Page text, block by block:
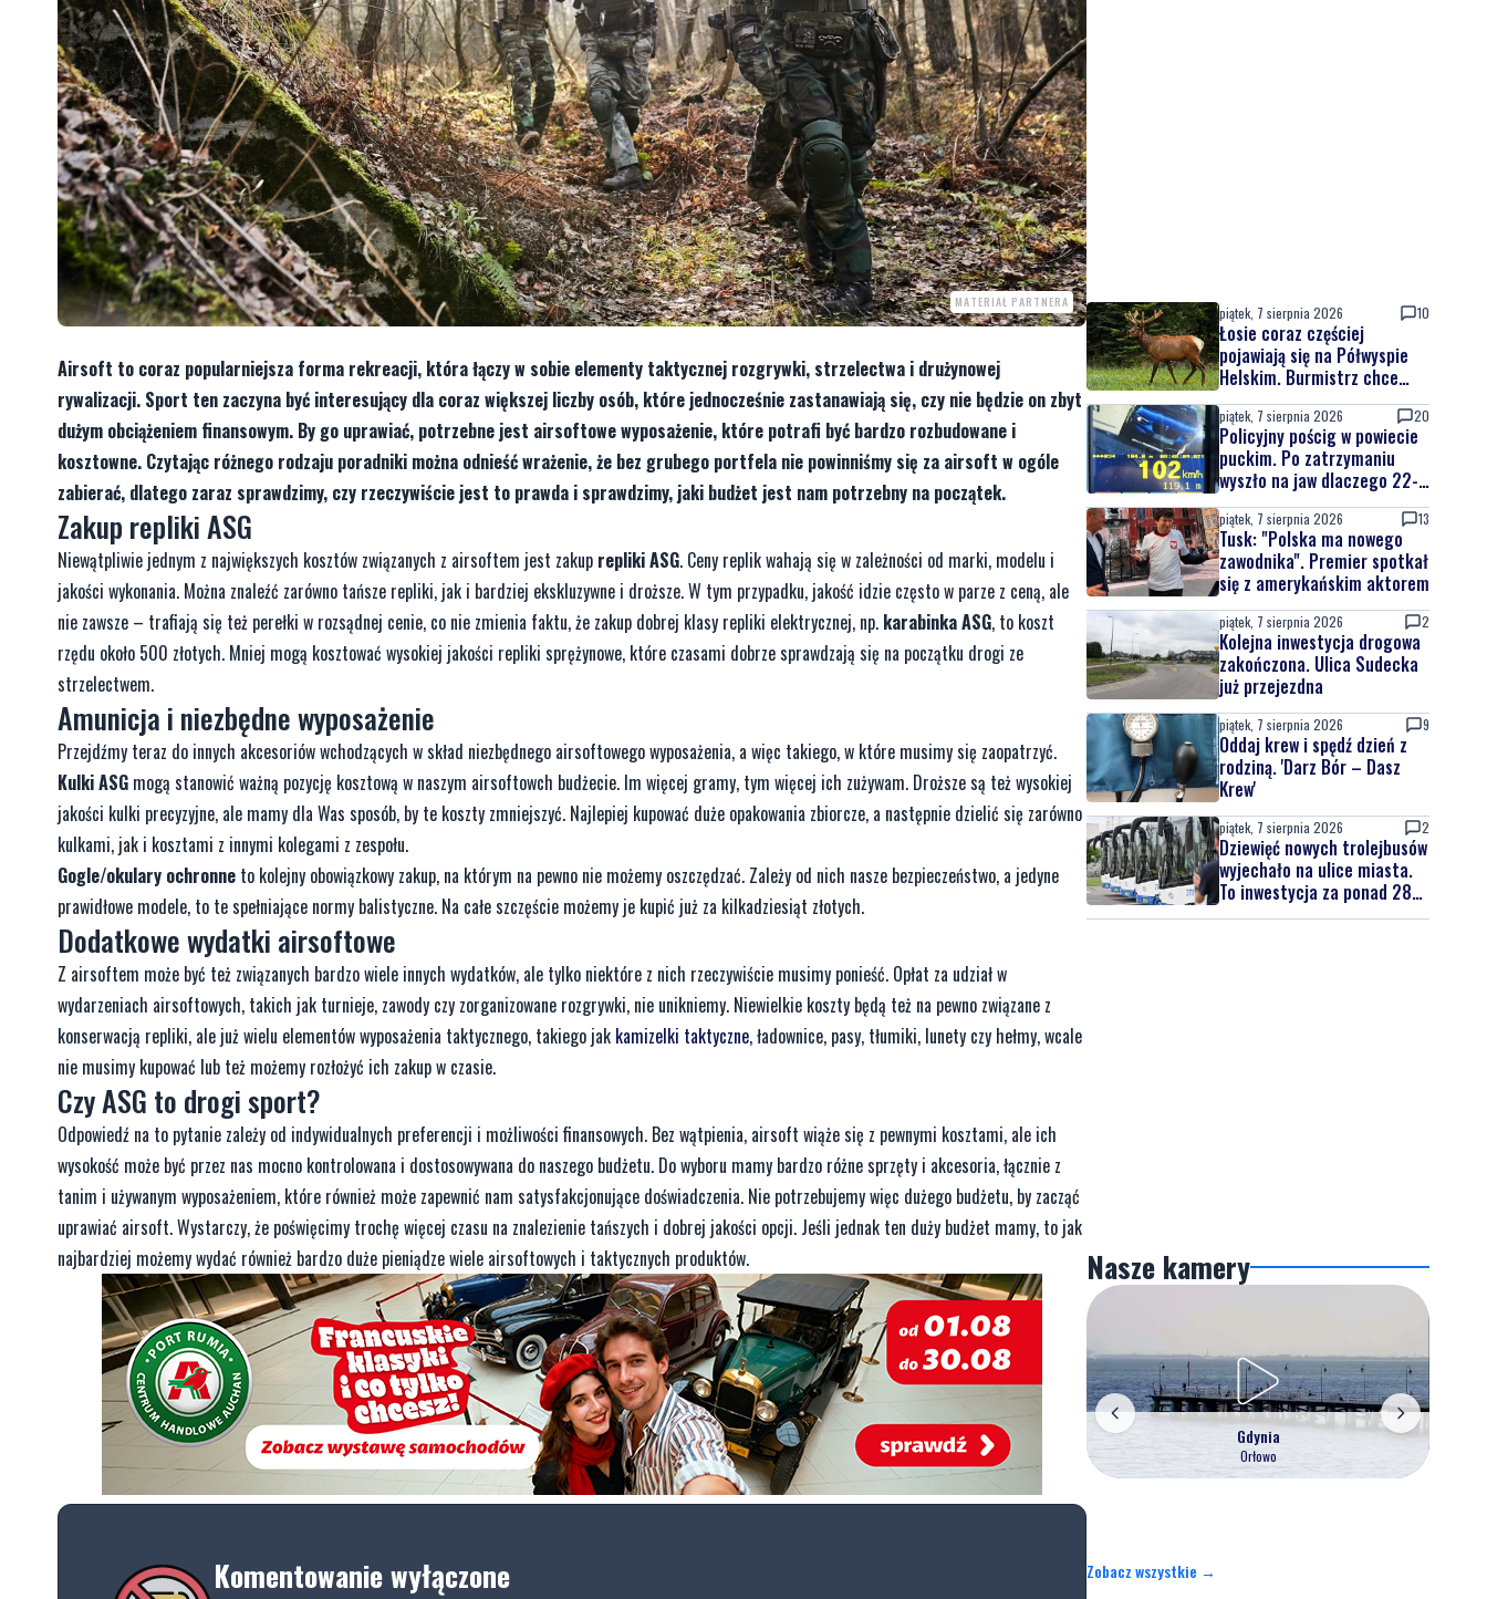
MATERIAŁ PARTNERA
Airsoft to coraz popularniejsza forma rekreacji, która łączy w sobie elementy taktycznej rozgrywki, strzelectwa i drużynowej
rywalizacji. Sport ten zaczyna być interesujący dla coraz większej liczby osób, które jednocześnie zastanawiają się, czy nie będzie on zbyt
dużym obciążeniem finansowym. By go uprawiać, potrzebne jest airsoftowe wyposażenie, które potrafi być bardzo rozbudowane i
kosztowne. Czytając różnego rodzaju poradniki można odnieść wrażenie, że bez grubego portfela nie powinniśmy się za airsoft w ogóle
zabierać, dlatego zaraz sprawdzimy, czy rzeczywiście jest to prawda i sprawdzimy, jaki budżet jest nam potrzebny na początek.
Zakup repliki ASG
Niewątpliwie jednym z największych kosztów związanych z airsoftem jest zakup repliki ASG. Ceny replik wahają się w zależności od marki, modelu i
jakości wykonania. Można znaleźć zarówno tańsze repliki, jak i bardziej ekskluzywne i droższe. W tym przypadku, jakość idzie często w parze z ceną, ale
nie zawsze – trafiają się też perełki w rozsądnej cenie, co nie zmienia faktu, że zakup dobrej klasy repliki elektrycznej, np. karabinka ASG, to koszt
rzędu około 500 złotych. Mniej mogą kosztować wysokiej jakości repliki sprężynowe, które czasami dobrze sprawdzają się na początku drogi ze
strzelectwem.
Amunicja i niezbędne wyposażenie
Przejdźmy teraz do innych akcesoriów wchodzących w skład niezbędnego airsoftowego wyposażenia, a więc takiego, w które musimy się zaopatrzyć.
Kulki ASG mogą stanowić ważną pozycję kosztową w naszym airsoftowch budżecie. Im więcej gramy, tym więcej ich zużywam. Droższe są też wysokiej
jakości kulki precyzyjne, ale mamy dla Was sposób, by te koszty zmniejszyć. Najlepiej kupować duże opakowania zbiorcze, a następnie dzielić się zarówno
kulkami, jak i kosztami z innymi kolegami z zespołu.
Gogle/okulary ochronne to kolejny obowiązkowy zakup, na którym na pewno nie możemy oszczędzać. Zależy od nich nasze bezpieczeństwo, a jedyne
prawidłowe modele, to te spełniające normy balistyczne. Na całe szczęście możemy je kupić już za kilkadziesiąt złotych.
Dodatkowe wydatki airsoftowe
Z airsoftem może być też związanych bardzo wiele innych wydatków, ale tylko niektóre z nich rzeczywiście musimy ponieść. Opłat za udział w
wydarzeniach airsoftowych, takich jak turnieje, zawody czy zorganizowane rozgrywki, nie unikniemy. Niewielkie koszty będą też na pewno związane z
konserwacją repliki, ale już wielu elementów wyposażenia taktycznego, takiego jak kamizelki taktyczne, ładownice, pasy, tłumiki, lunety czy hełmy, wcale
nie musimy kupować lub też możemy rozłożyć ich zakup w czasie.
Czy ASG to drogi sport?
Odpowiedź na to pytanie zależy od indywidualnych preferencji i możliwości finansowych. Bez wątpienia, airsoft wiąże się z pewnymi kosztami, ale ich
wysokość może być przez nas mocno kontrolowana i dostosowywana do naszego budżetu. Do wyboru mamy bardzo różne sprzęty i akcesoria, łącznie z
tanim i używanym wyposażeniem, które również może zapewnić nam satysfakcjonujące doświadczenia. Nie potrzebujemy więc dużego budżetu, by zacząć
uprawiać airsoft. Wystarczy, że poświęcimy trochę więcej czasu na znalezienie tańszych i dobrej jakości opcji. Jeśli jednak ten duży budżet mamy, to jak
najbardziej możemy wydać również bardzo duże pieniądze wiele airsoftowych i taktycznych produktów.
Komentowanie wyłączone
piątek, 7 sierpnia 2026 10
Łosie coraz częściej
pojawiają się na Półwyspie
Helskim. Burmistrz chce
nowych znaków drogowych
piątek, 7 sierpnia 2026 20
Policyjny pościg w powiecie
puckim. Po zatrzymaniu
wyszło na jaw dlaczego 22-
latek uciekał
piątek, 7 sierpnia 2026 13
Tusk: "Polska ma nowego
zawodnika". Premier spotkał
się z amerykańskim aktorem
piątek, 7 sierpnia 2026 2
Kolejna inwestycja drogowa
zakończona. Ulica Sudecka
już przejezdna
piątek, 7 sierpnia 2026 9
Oddaj krew i spędź dzień z
rodziną. 'Darz Bór – Dasz
Krew'
piątek, 7 sierpnia 2026 2
Dziewięć nowych trolejbusów
wyjechało na ulice miasta.
To inwestycja za ponad 28
mln zł
Nasze kamery
Gdynia
Orłowo
Zobacz wszystkie →